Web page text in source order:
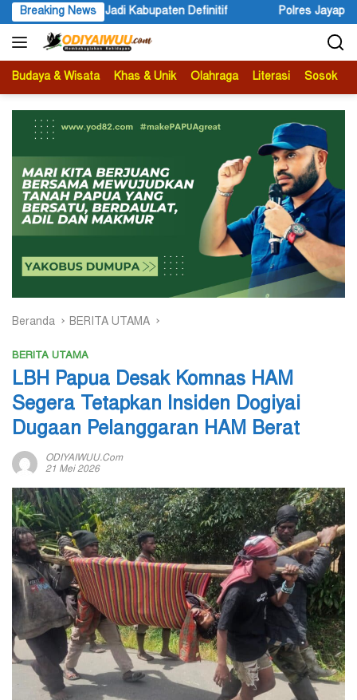
Langsung
ke
konten
Breaking News
Jadi Kabupaten Definitif Polres Jayapura Lakukan
Budaya & Wisata Khas & Unik Olahraga Literasi Sosok
Beranda BERITA UTAMA
BERITA UTAMA
LBH Papua Desak Komnas HAM
Segera Tetapkan Insiden Dogiyai
Dugaan Pelanggaran HAM Berat
ODIYAIWUU.com
21 Mei 2026